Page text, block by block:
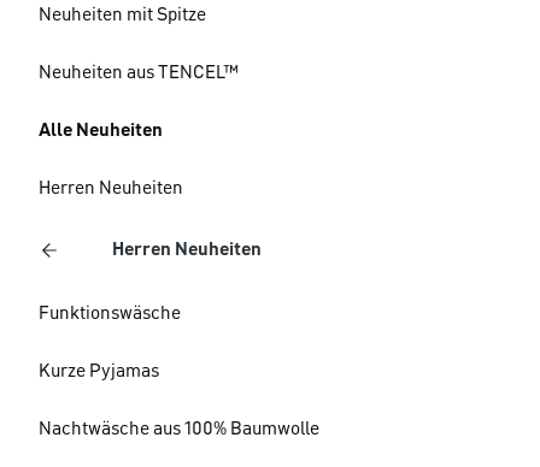
Neuheiten mit Spitze
Neuheiten aus TENCEL™
Alle Neuheiten
Herren Neuheiten
Herren Neuheiten
Funktionswäsche
Kurze Pyjamas
Nachtwäsche aus 100% Baumwolle